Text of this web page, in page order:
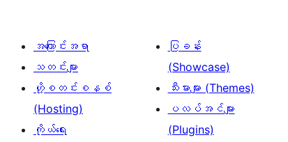
အကြောင်းအရာ
သတင်းများ
ဟို့စတင်းစနစ်
(Hosting)
ကိုယ်ရေး
ပြခန်း
(Showcase)
သီးမားများ (Themes)
ပလပ်အင်များ
(Plugins)